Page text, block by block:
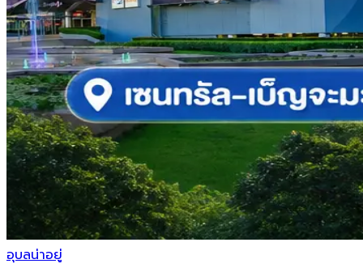
อุบลน่าอยู่